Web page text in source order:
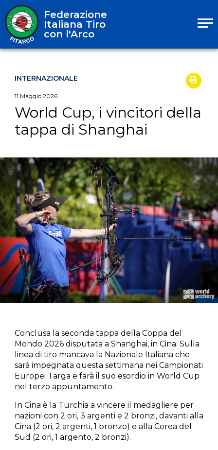
Federazione
Italiana Tiro
con l'Arco
INTERNAZIONALE
11 Maggio 2026
World Cup, i vincitori della
tappa di Shanghai
Conclusa la seconda tappa della Coppa del
Mondo 2026 disputata a Shanghai, in Cina. Sulla
linea di tiro mancava la Nazionale Italiana che
sarà impegnata questa settimana nei Campionati
Europei Targa e farà il suo esordio in World Cup
nel terzo appuntamento.
In Cina è la Turchia a vincere il medagliere per
nazioni con 2 ori, 3 argenti e 2 bronzi, davanti alla
Cina (2 ori, 2 argenti, 1 bronzo) e alla Corea del
Sud (2 ori, 1 argento, 2 bronzi).